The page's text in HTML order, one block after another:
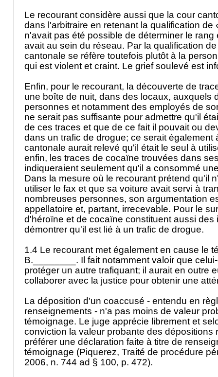
Le recourant considère aussi que la cour
dans l'arbitraire en retenant la qualification de
n'avait pas été possible de déterminer le rang
avait au sein du réseau. Par la qualification
cantonale se réfère toutefois plutôt à la
qui est violent et craint. Le grief soulevé est
Enfin, pour le recourant, la découverte de
une boîte de nuit, dans des locaux, auxquels
personnes et notamment des employés de
ne serait pas suffisante pour admettre qu'il
de ces traces et que de ce fait il pouvait ou
dans un trafic de drogue; ce serait également
cantonale aurait relevé qu'il était le seul à
enfin, les traces de cocaïne trouvées dans
indiqueraient seulement qu'il a consommé
Dans la mesure où le recourant prétend qu'il
utiliser le fax et que sa voiture avait servi à
nombreuses personnes, son argumentation
appellatoire et, partant, irrecevable. Pour le
d'héroïne et de cocaïne constituent aussi des
démontrer qu'il est lié à un trafic de drogue.
1.4 Le recourant met également en cause le
B.________. Il fait notamment valoir que
protéger un autre trafiquant; il aurait en outre
collaborer avec la justice pour obtenir une
La déposition d'un coaccusé - entendu en
renseignements - n'a pas moins de valeur
témoignage. Le juge apprécie librement et
conviction la valeur probante des dépositions
préférer une déclaration faite à titre de
témoignage (Piquerez, Traité de procédure
2006, n. 744 ad § 100, p. 472).